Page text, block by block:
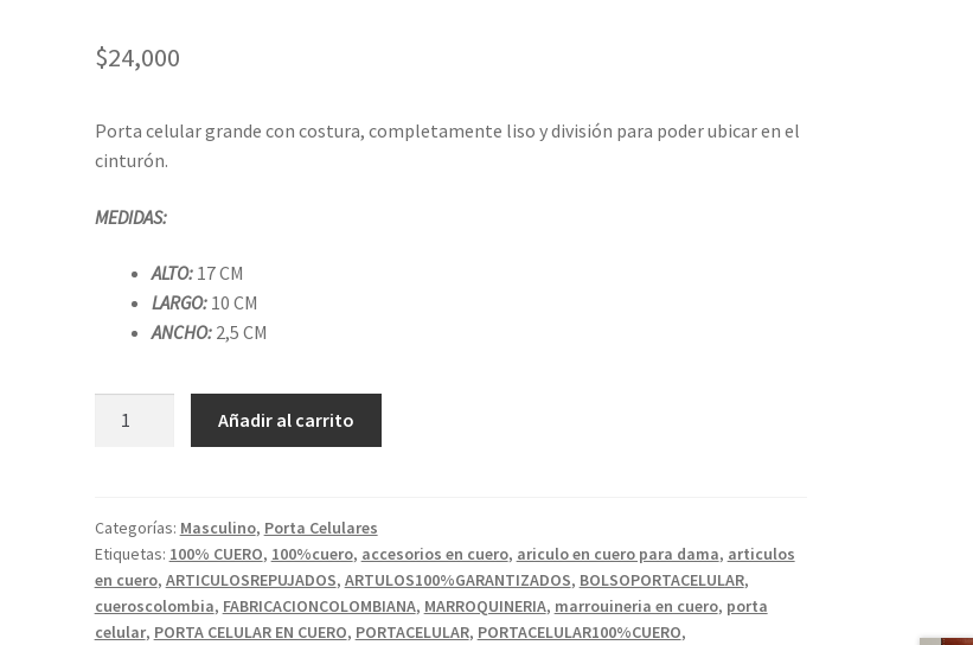
$24,000
Porta celular grande con costura, completamente liso y división para poder ubicar en el
cinturón.
MEDIDAS:
ALTO: 17 CM
LARGO:10 CM
ANCHO:2,5 CM
CAFE
OSCURO
LISO.
cantidad
Añadir al carrito
Categorías: Masculino, Porta Celulares
Etiquetas: 100% CUERO, 100%cuero, accesorios en cuero, ariculo en cuero para dama, articulos
en cuero, ARTICULOSREPUJADOS, ARTULOS100%GARANTIZADOS, BOLSOPORTACELULAR,
cueroscolombia, FABRICACIONCOLOMBIANA, MARROQUINERIA, marrouineria en cuero, porta
celular, PORTA CELULAR EN CUERO, PORTACELULAR, PORTACELULAR100%CUERO,